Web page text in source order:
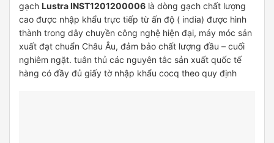
gạch Lustra INST1201200006 là dòng gạch chất lượng
cao được nhập khẩu trực tiếp từ ấn độ ( india) được hình
thành trong dây chuyền công nghệ hiện đại, máy móc sản
xuất đạt chuẩn Châu Âu, đảm bảo chất lượng đầu – cuối
nghiêm ngặt. tuân thủ các nguyên tắc sản xuất quốc tế
hàng có đầy đủ giấy tờ nhập khẩu cocq theo quy định